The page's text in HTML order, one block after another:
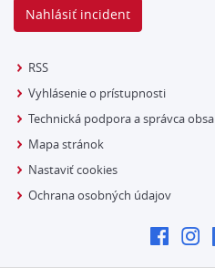
Nahlásiť incident
RSS
Vyhlásenie o prístupnosti
Technická podpora a správca
Mapa stránok
Nastaviť cookies
Ochrana osobných údajov